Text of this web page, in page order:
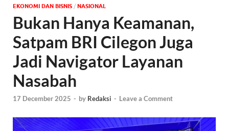
EKONOMI DAN BISNIS / NASIONAL
Bukan Hanya Keamanan,
Satpam BRI Cilegon Juga
Jadi Navigator Layanan
Nasabah
17 December 2025 - by Redaksi - Leave a Comment